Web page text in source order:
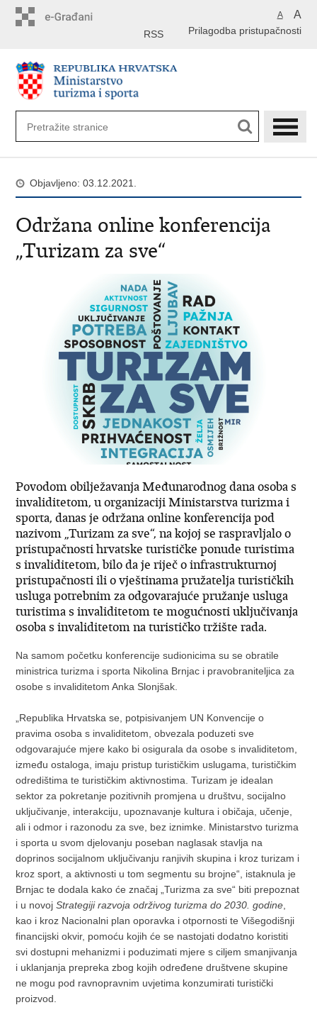
A A
Prilagodba pristupačnosti
RSS
Objavljeno: 03.12.2021.
Održana online konferencija
„Turizam za sve“
Povodom obilježavanja Međunarodnog dana osoba s
invaliditetom, u organizaciji Ministarstva turizma i
sporta, danas je održana online konferencija pod
nazivom „Turizam za sve“, na kojoj se raspravljalo o
pristupačnosti hrvatske turističke ponude turistima
s invaliditetom, bilo da je riječ o infrastrukturnoj
pristupačnosti ili o vještinama pružatelja turističkih
usluga potrebnim za odgovarajuće pružanje usluga
turistima s invaliditetom te mogućnosti uključivanja
osoba s invaliditetom na turističko tržište rada.
Na samom početku konferencije sudionicima su se obratile
ministrica turizma i sporta Nikolina Brnjac i pravobraniteljica za
osobe s invaliditetom Anka Slonjšak.
„Republika Hrvatska se, potpisivanjem UN Konvencije o
pravima osoba s invaliditetom, obvezala poduzeti sve
odgovarajuće mjere kako bi osigurala da osobe s invaliditetom,
između ostaloga, imaju pristup turističkim uslugama, turističkim
odredištima te turističkim aktivnostima. Turizam je idealan
sektor za pokretanje pozitivnih promjena u društvu, socijalno
uključivanje, interakciju, upoznavanje kultura i običaja, učenje,
ali i odmor i razonodu za sve, bez iznimke. Ministarstvo turizma
i sporta u svom djelovanju poseban naglasak stavlja na
doprinos socijalnom uključivanju ranjivih skupina i kroz turizam i
kroz sport, a aktivnosti u tom segmentu su brojne“, istaknula je
Brnjac te dodala kako će značaj „Turizma za sve“ biti prepoznat
i u novojStrategiji razvoja održivog turizma do 2030. godine
kao i kroz Nacionalni plan oporavka i otpornosti te Višegodišnji
financijski okvir, pomoću kojih će se nastojati dodatno koristiti
svi dostupni mehanizmi i poduzimati mjere s ciljem smanjivanja
i uklanjanja prepreka zbog kojih određene društvene skupine
ne mogu pod ravnopravnim uvjetima konzumirati turistički
proizvod.